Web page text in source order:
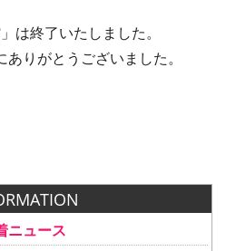
は終了いたしました。
りがとうございました。
ニュース